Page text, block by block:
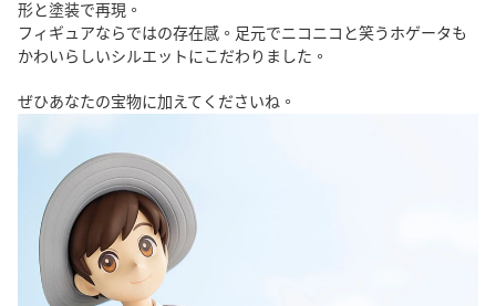
形と塗装で再現。
フィギュアならではの存在感。足元でニコニコと笑うホゲータも
かわいらしいシルエットにこだわりました。
ぜひあなたの宝物に加えてくださいね。